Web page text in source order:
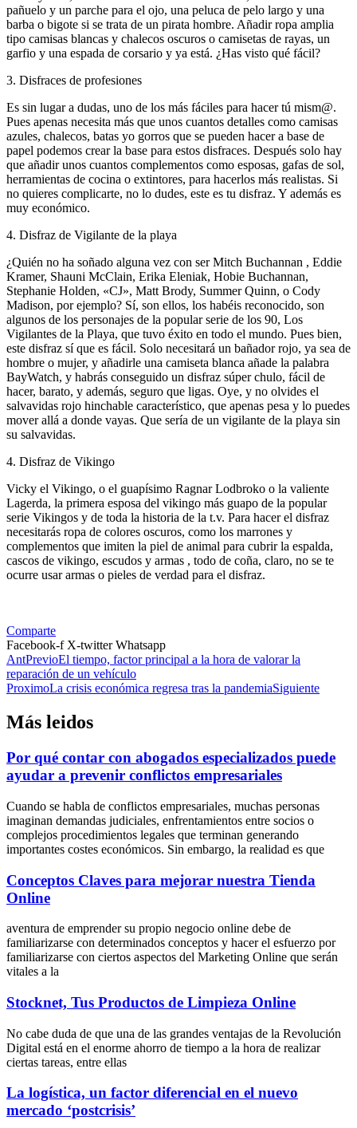
pañuelo y un parche para el ojo, una peluca de pelo largo y una
barba o bigote si se trata de un pirata hombre. Añadir ropa amplia
tipo camisas blancas y chalecos oscuros o camisetas de rayas, un
garfio y una espada de corsario y ya está. ¿Has visto qué fácil?
3. Disfraces de profesiones
Es sin lugar a dudas, uno de los más fáciles para hacer tú mism@.
Pues apenas necesita más que unos cuantos detalles como camisas
azules, chalecos, batas yo gorros que se pueden hacer a base de
papel podemos crear la base para estos disfraces. Después solo hay
que añadir unos cuantos complementos como esposas, gafas de sol,
herramientas de cocina o extintores, para hacerlos más realistas. Si
no quieres complicarte, no lo dudes, este es tu disfraz. Y además es
muy económico.
4. Disfraz de Vigilante de la playa
¿Quién no ha soñado alguna vez con ser Mitch Buchannan , Eddie
Kramer, Shauni McClain, Erika Eleniak, Hobie Buchannan,
Stephanie Holden, «CJ», Matt Brody, Summer Quinn, o Cody
Madison, por ejemplo? Sí, son ellos, los habéis reconocido, son
algunos de los personajes de la popular serie de los 90, Los
Vigilantes de la Playa, que tuvo éxito en todo el mundo. Pues bien,
este disfraz sí que es fácil. Solo necesitará un bañador rojo, ya sea de
hombre o mujer, y añadirle una camiseta blanca añade la palabra
BayWatch, y habrás conseguido un disfraz súper chulo, fácil de
hacer, barato, y además, seguro que ligas. Oye, y no olvides el
salvavidas rojo hinchable característico, que apenas pesa y lo puedes
mover allá a donde vayas. Que sería de un vigilante de la playa sin
su salvavidas.
4. Disfraz de Vikingo
Vicky el Vikingo, o el guapísimo Ragnar Lodbroko o la valiente
Lagerda, la primera esposa del vikingo más guapo de la popular
serie Vikingos y de toda la historia de la t.v. Para hacer el disfraz
necesitarás ropa de colores oscuros, como los marrones y
complementos que imiten la piel de animal para cubrir la espalda,
cascos de vikingo, escudos y armas , todo de coña, claro, no se te
ocurre usar armas o pieles de verdad para el disfraz.
Comparte
Facebook-f X-twitter Whatsapp
AntPrevioEl tiempo, factor principal a la hora de valorar la
reparación de un vehículo
ProximoLa crisis económica regresa tras la pandemiaSiguiente
Más leidos
Por qué contar con abogados especializados puede
ayudar a prevenir conflictos empresariales
Cuando se habla de conflictos empresariales, muchas personas
imaginan demandas judiciales, enfrentamientos entre socios o
complejos procedimientos legales que terminan generando
importantes costes económicos. Sin embargo, la realidad es que
Conceptos Claves para mejorar nuestra Tienda
Online
aventura de emprender su propio negocio online debe de
familiarizarse con determinados conceptos y hacer el esfuerzo por
familiarizarse con ciertos aspectos del Marketing Online que serán
vitales a la
Stocknet, Tus Productos de Limpieza Online
No cabe duda de que una de las grandes ventajas de la Revolución
Digital está en el enorme ahorro de tiempo a la hora de realizar
ciertas tareas, entre ellas
La logística, un factor diferencial en el nuevo
mercado ‘postcrisis’